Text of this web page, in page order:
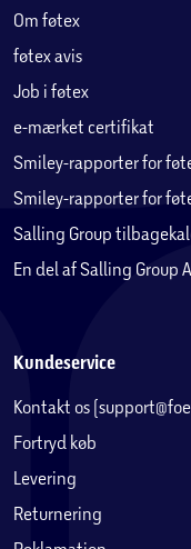
Om føtex
føtex avis
Job i føtex
e-mærket certifikat
Smiley-rapporter for
Smiley-rapporter for
Salling Group
En del af Salling Group
Kundeservice
Kontakt os
Fortryd køb
Levering
Returnering